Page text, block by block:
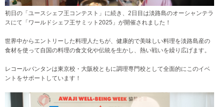
初日の「ユースシェフ王コンテスト」に続き、2日目は淡路島のオーシャンテラ
スにて「ワールドシェフ王サミット2025」が開催されました！
世界中からエントリーした料理人たちが、健康的で美味しい料理を淡路島産の
食材を使って自国の料理の食文化や伝統を生かし、熱い戦いを繰り広げます。
レコールバンタンは東京校・大阪校ともに調理専門校として全面的にこのイベ
ントをサポートしています！